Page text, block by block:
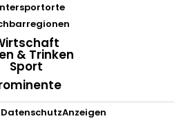
& Trinken
Sport
DatenschutzAnzeigen